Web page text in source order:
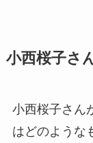
小西桜子さ
小西桜子さん
はどのような